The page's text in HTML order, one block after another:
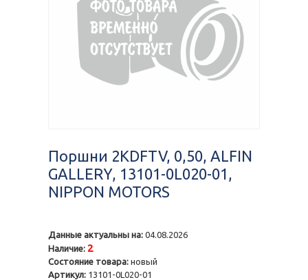
Поршни 2KDFTV, 0,50, ALFIN
GALLERY, 13101-0L020-01,
NIPPON MOTORS
Данные актуальны на: 04.08.2026
Наличие: 2
Состояние товара: новый
Артикул: 13101-0L020-01